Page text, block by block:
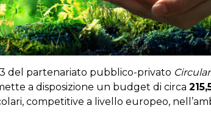
del partenariato pubblico-privato
a disposizione un budget di circa
competitive a livello europeo,